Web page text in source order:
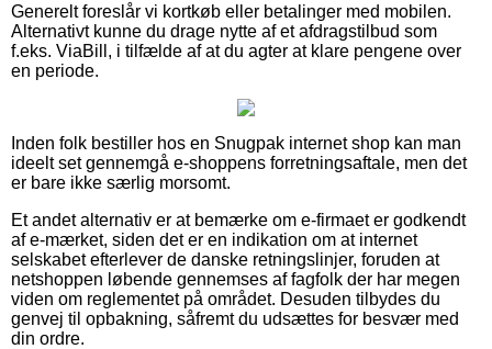
Generelt foreslår vi kortkøb eller betalinger med mobilen.
Alternativt kunne du drage nytte af et afdragstilbud som
f.eks. ViaBill, i tilfælde af at du agter at klare pengene over
en periode.
Inden folk bestiller hos en Snugpak internet shop kan man
ideelt set gennemgå e-shoppens forretningsaftale, men det
er bare ikke særlig morsomt.
Et andet alternativ er at bemærke om e-firmaet er godkendt
af e-mærket, siden det er en indikation om at internet
selskabet efterlever de danske retningslinjer, foruden at
netshoppen løbende gennemses af fagfolk der har megen
viden om reglementet på området. Desuden tilbydes du
genvej til opbakning, såfremt du udsættes for besvær med
din ordre.